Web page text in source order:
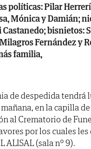
políticas: Pilar
Mónica y Damián;
bisnietos:
Fernández y
familia,
de despedida tendrá
mañana, en la capilla
al Crematorio de
por los cuales
ALISAL (sala nº 9).